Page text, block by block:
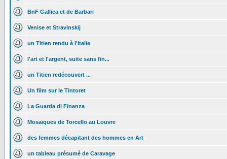
BnF Gallica et de Barbari
Venise et Stravinskij
un Titien rendu à l'Italie
l'art et l'argent, suite sans fin...
un Titien redécouvert ...
Un film sur le Tintoret
La Guarda di Finanza
Mosaïques de Torcello au Louvre
des femmes décapitant des hommes en Art
un tableau présumé de Caravage